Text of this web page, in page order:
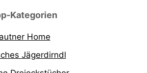
Kategorien
Home
Jägerdirndl